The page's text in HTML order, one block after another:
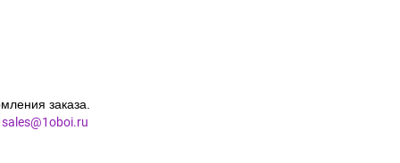
заказа.
sales@1oboi.ru